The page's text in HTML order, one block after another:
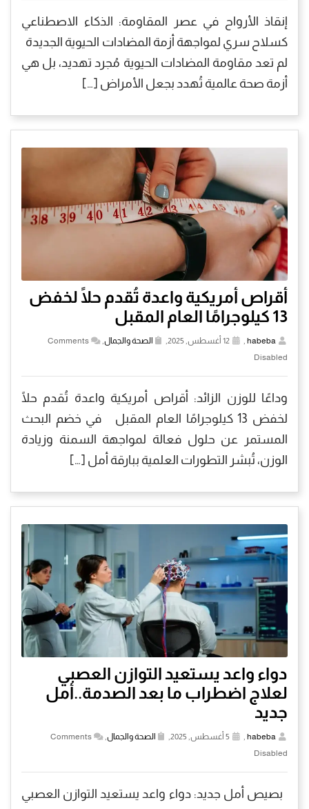
إنقاذ الأرواح في عصر المقاومة: الذكاء الاصطناعي
كسلاح سري لمواجهة أزمة المضادات الحيوية الجديدة
لم تعد مقاومة المضادات الحيوية مُجرد تهديد، بل هي
أزمة صحة عالمية تُهدد بجعل الأمراض […]
أقراص أمريكية واعدة تُقدم حلًا لخفض
13 كيلوجرامًا العام المقبل
habeba الصحة والجمال
Comments
Disabled
وداعًا للوزن الزائد: أقراص أمريكية واعدة تُقدم حلًا
لخفض 13 كيلوجرامًا العام المقبل في خضم البحث
المستمر عن حلول فعالة لمواجهة السمنة وزيادة
الوزن، تُبشر التطورات العلمية ببارقة أمل […]
دواء واعد يستعيد التوازن العصبي
لعلاج اضطراب ما بعد الصدمة..أمل
جديد
habeba الصحة والجمال
Comments
Disabled
بصيص أمل جديد: دواء واعد يستعيد التوازن العصبي